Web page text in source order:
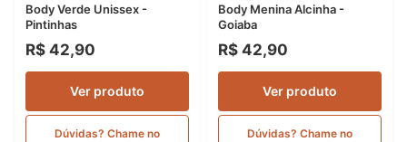
Body Verde Unissex -
Pintinhas
R$ 42,90
Ver produto
Dúvidas? Chame no
Body Menina Alcinha -
Goiaba
R$ 42,90
Ver produto
Dúvidas? Chame no